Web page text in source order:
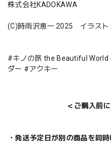
株式会社KADOKAWA
(C)時雨沢恵一 2025 イラスト
#キノの旅 the Beautiful
ダー #アクキー
＜ご購入前
・発送予定日が別の商品を同